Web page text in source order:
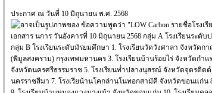
ประกาศ ณ วันที่ 10 มิถุนายน พ.ศ. 2568